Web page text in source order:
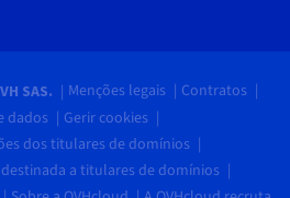
SAS. Menções legais
Contratos
dados
Gerir cookies
dos titulares de domínios
a titulares de domínios